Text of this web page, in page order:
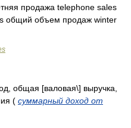
продажа telephone sales
общий объем продаж winter
общая [валовая\] выручка,
( суммарный доход от